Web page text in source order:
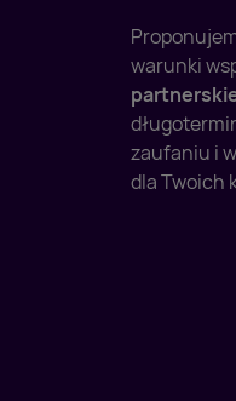
warunki
zaufaniu i
dla Twoich